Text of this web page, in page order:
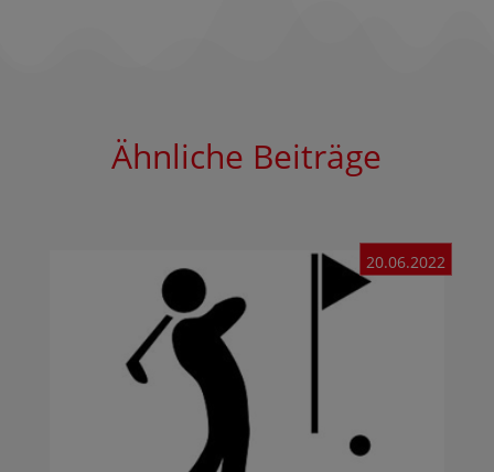
Ähnliche Beiträge
20.06.2022